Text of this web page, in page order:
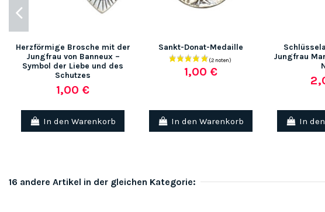
Herzförmige Brosche mit der
Jungfrau von Banneux –
Symbol der Liebe und des
Schutzes
1,00 €
In den Warenkorb
Sankt-Donat-Medaille
1,00 €
In den Warenkorb
Jungfrau
In
16 andere Artikel in der gleichen Kategorie: